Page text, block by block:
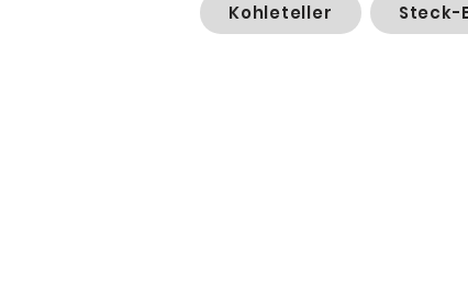
Kohleteller Steck-